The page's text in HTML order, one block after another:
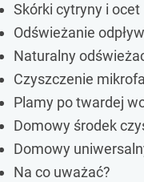
Skórki cytryny i
Odświeżanie
Naturalny
Czyszczenie
Plamy po twardej
Domowy środek
Domowy
Na co uważać?